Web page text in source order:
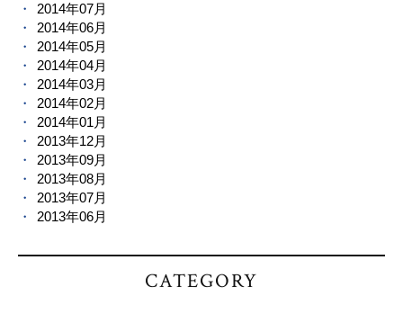
2014年07月
2014年06月
2014年05月
2014年04月
2014年03月
2014年02月
2014年01月
2013年12月
2013年09月
2013年08月
2013年07月
2013年06月
CATEGORY